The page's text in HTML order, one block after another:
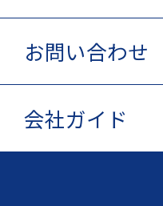
お問い合わせ
会社ガイド